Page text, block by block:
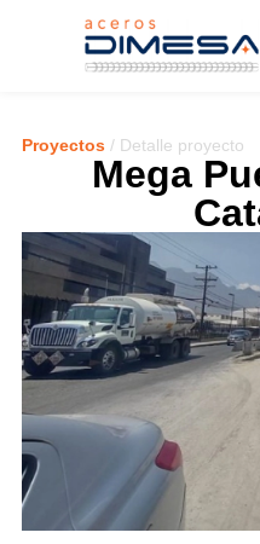
Proyectos/ Detalle proyecto
Mega